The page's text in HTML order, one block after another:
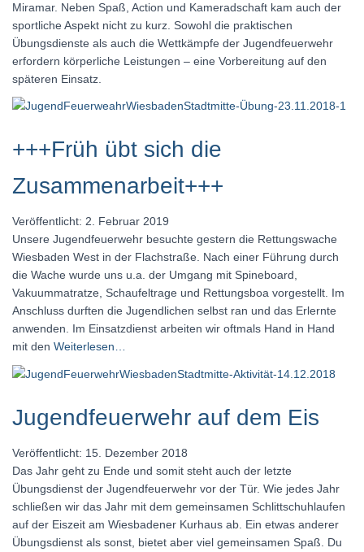
Miramar. Neben Spaß, Action und Kameradschaft kam auch der
sportliche Aspekt nicht zu kurz. Sowohl die praktischen
Übungsdienste als auch die Wettkämpfe der Jugendfeuerwehr
erfordern körperliche Leistungen – eine Vorbereitung auf den
späteren Einsatz.
+++Früh übt sich die
Zusammenarbeit+++
Veröffentlicht: 2. Februar 2019
Unsere Jugendfeuerwehr besuchte gestern die Rettungswache
Wiesbaden West in der Flachstraße. Nach einer Führung durch
die Wache wurde uns u.a. der Umgang mit Spineboard,
Vakuummatratze, Schaufeltrage und Rettungsboa vorgestellt. Im
Anschluss durften die Jugendlichen selbst ran und das Erlernte
anwenden. Im Einsatzdienst arbeiten wir oftmals Hand in Hand
mit den Weiterlesen…
Jugendfeuerwehr auf dem Eis
Veröffentlicht: 15. Dezember 2018
Das Jahr geht zu Ende und somit steht auch der letzte
Übungsdienst der Jugendfeuerwehr vor der Tür. Wie jedes Jahr
schließen wir das Jahr mit dem gemeinsamen Schlittschuhlaufen
auf der Eiszeit am Wiesbadener Kurhaus ab. Ein etwas anderer
Übungsdienst als sonst, bietet aber viel gemeinsamen Spaß. Du